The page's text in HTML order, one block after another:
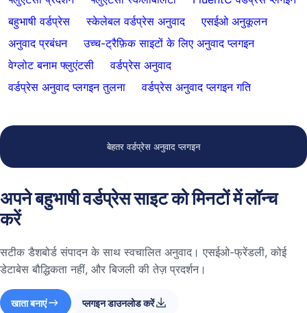
बहुभाषी वर्डप्रेस
स्केलेबल वर्डप्रेस अनुवाद
एसईओ अनुकूलन
अनुवाद प्रबंधन
उच्च-ट्रैफ़िक साइटों के लिए अनुवाद प्लगइन
वेग्लोट बनाम फ्लुएंटसी
वर्डप्रेस अनुवाद
वर्डप्रेस अनुवाद प्लगइन तुलना
वर्डप्रेस अनुवाद प्लगइन गति
बेहतर वर्डप्रेस अनुवाद प्लगइन
अपने बहुभाषी वर्डप्रेस साइट को मिनटों में लॉन्च
करें
सटीक डैशबोर्ड संपादन के साथ स्वचालित अनुवाद। एसईओ-फ्रेंडली, कोई
डेटाबेस बौद्धिकता नहीं, और बिजली की तेज़ प्रदर्शन।
खाता बनाएं प्लगइन डाउनलोड करें